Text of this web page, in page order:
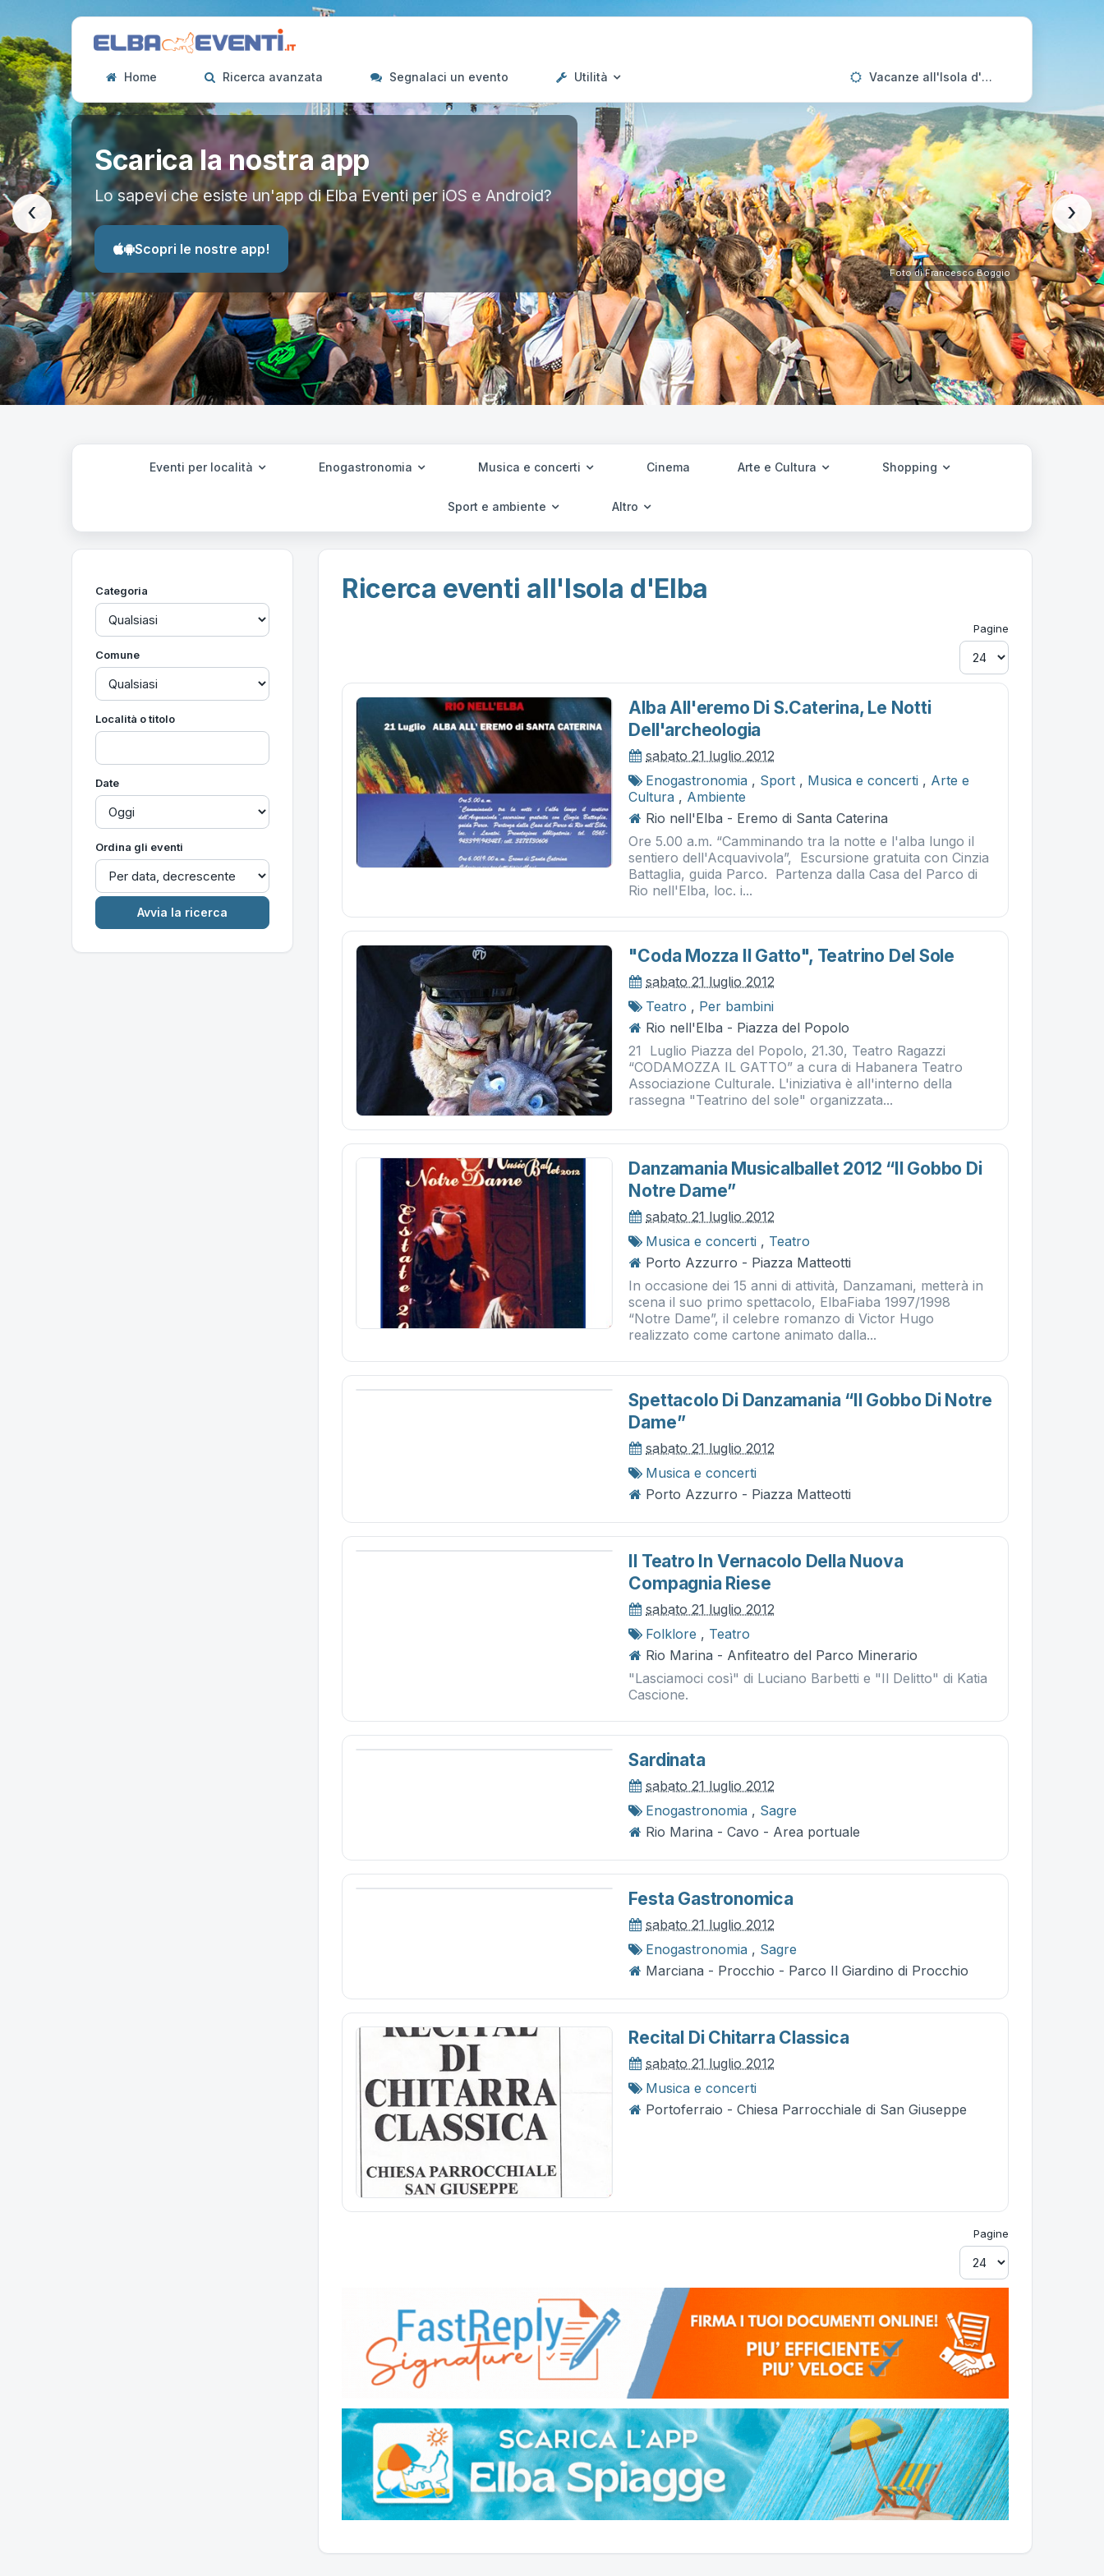
Home Ricerca avanzata Segnalaci un evento Utilità Vacanze all'Isola d'Elba
Scarica la nostra app
Lo sapevi che esiste un'app di Elba Eventi per iOS e Android?
Scopri le nostre app!
Foto di Francesco Boggio
‹ ›
Eventi per località Enogastronomia Musica e concerti Cinema Arte e Cultura Shopping
Sport e ambiente Altro
Categoria
Comune
Località o titolo
Date
Ordina gli eventi
Ricerca eventi all'Isola d'Elba
Pagine
Alba All'eremo Di S.caterina, Le Notti
Dell'archeologia
sabato 21 luglio 2012
Enogastronomia , Sport , Musica e concerti , Arte e
Cultura , Ambiente
Rio nell'Elba - Eremo di Santa Caterina
Ore 5.00 a.m. “Camminando tra la notte e l'alba lungo il
sentiero dell'Acquavivola”, Escursione gratuita con Cinzia
Battaglia, guida Parco. Partenza dalla Casa del Parco di
Rio nell'Elba, loc. i...
"coda Mozza Il Gatto", Teatrino Del Sole
sabato 21 luglio 2012
Teatro , Per bambini
Rio nell'Elba - Piazza del Popolo
21 Luglio Piazza del Popolo, 21.30, Teatro Ragazzi
“CODAMOZZA IL GATTO” a cura di Habanera Teatro
Associazione Culturale. L'iniziativa è all'interno della
rassegna "Teatrino del sole" organizzata...
Danzamania Musicalballet 2012 “il Gobbo Di
Notre Dame”
sabato 21 luglio 2012
Musica e concerti , Teatro
Porto Azzurro - Piazza Matteotti
In occasione dei 15 anni di attività, Danzamani, metterà in
scena il suo primo spettacolo, ElbaFiaba 1997/1998
“Notre Dame”, il celebre romanzo di Victor Hugo
realizzato come cartone animato dalla...
Spettacolo Di Danzamania “il Gobbo Di Notre
Dame”
sabato 21 luglio 2012
Musica e concerti
Porto Azzurro - Piazza Matteotti
Il Teatro In Vernacolo Della Nuova
Compagnia Riese
sabato 21 luglio 2012
Folklore , Teatro
Rio Marina - Anfiteatro del Parco Minerario
"Lasciamoci così" di Luciano Barbetti e "Il Delitto" di Katia
Cascione.
Sardinata
sabato 21 luglio 2012
Enogastronomia , Sagre
Rio Marina - Cavo - Area portuale
Festa Gastronomica
sabato 21 luglio 2012
Enogastronomia , Sagre
Marciana - Procchio - Parco Il Giardino di Procchio
Recital Di Chitarra Classica
sabato 21 luglio 2012
Musica e concerti
Portoferraio - Chiesa Parrocchiale di San Giuseppe
Pagine